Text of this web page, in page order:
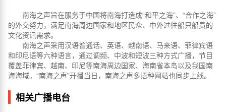
南海之声旨在服务于中国将南海打造成“和平之海”、“合作之海”
的外交努力，满足南海周边国家和地区民众、中外过往船只船员的
文化资讯需求。
南海之声采用汉语普通话、英语、越南语、马来语、菲律宾语
和印尼语等六种语言，通过调频、中波和短波三种方式广播，节目
覆盖菲律宾、越南、印尼等南海周边国家、海南省本岛以及我国南
海海域。“南海之声”开播当日，南海之声多语种网站也同步上线。
相关广播电台